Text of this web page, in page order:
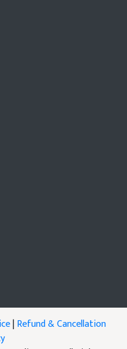
|Refund & Cancellation